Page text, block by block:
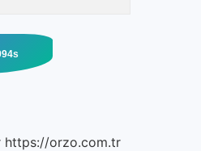
https://orzo.com.tr